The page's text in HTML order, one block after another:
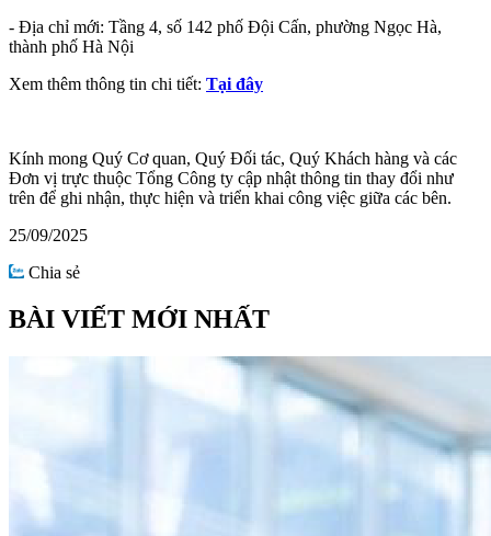
- Địa chỉ mới: Tầng 4, số 142 phố Đội Cấn, phường Ngọc Hà,
thành phố Hà Nội
Xem thêm thông tin chi tiết: Tại đây
Kính mong Quý Cơ quan, Quý Đối tác, Quý Khách hàng và các
Đơn vị trực thuộc Tổng Công ty cập nhật thông tin thay đổi như
trên để ghi nhận, thực hiện và triển khai công việc giữa các bên.
25/09/2025
Chia sẻ
BÀI VIẾT MỚI NHẤT